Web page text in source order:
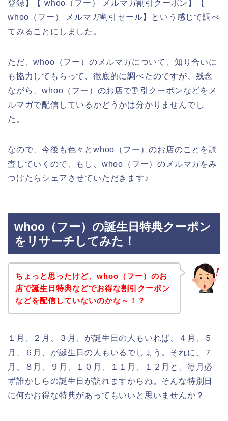
登録】【 whoo（フー） メルマガ割引クーポン】【
whoo（フー） メルマガ割引セール】という感じで調べ
てみることにしました。
ただ、whoo（フー）のメルマガについて、知り合いに
も協力してもらって、徹底的に調べたのですが、残念
ながら、whoo（フー）のお店で割引クーポンなどをメ
ルマガで配信しているかどうかは分かりませんでし
た。
なので、今後も色々とwhoo（フー）のお店のことを調
査していくので、もし、whoo（フー）のメルマガをみ
つけたらシェアさせていただきます♪
whoo（フー）の誕生日特典クーポン
をリサーチしてみた！
ちょっと思ったけど、whoo（フー）のお
店で誕生日特典などでお得な割引クーポン
などを配信していないのかな～！？
１月、２月、３月、が誕生日の人もいれば、４月、５
月、６月、が誕生日の人もいるでしょう。それに、７
月、８月、９月、１０月、１１月、１２月と、毎月必
ず誰かしらの誕生日が訪れますからね。そんな特別日
に何かお得な特典があってもいいと思いませんか？